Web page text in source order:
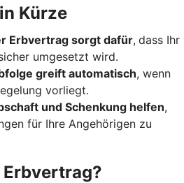
Kürze
Erbvertrag sorgt dafür, dass Ihr
umgesetzt wird.
greift automatisch, wenn
vorliegt.
und Schenkung helfen,
für Ihre Angehörigen zu